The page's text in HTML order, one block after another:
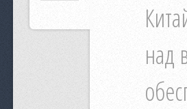
над